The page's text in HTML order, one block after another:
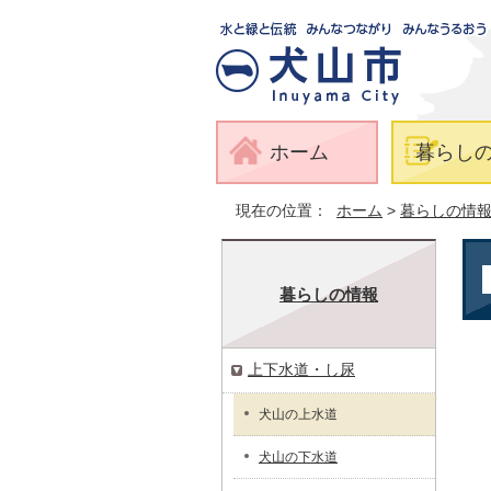
ホーム 暮らし
現在の位置： ホーム > 暮らしの情報
暮らしの情報
上下水道・し尿
犬山の上水道
犬山の下水道